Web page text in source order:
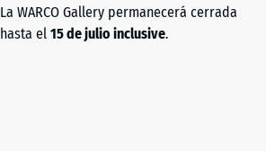
La WARCO Gallery permanecerá cerrada
hasta el 15 de julio inclusive.